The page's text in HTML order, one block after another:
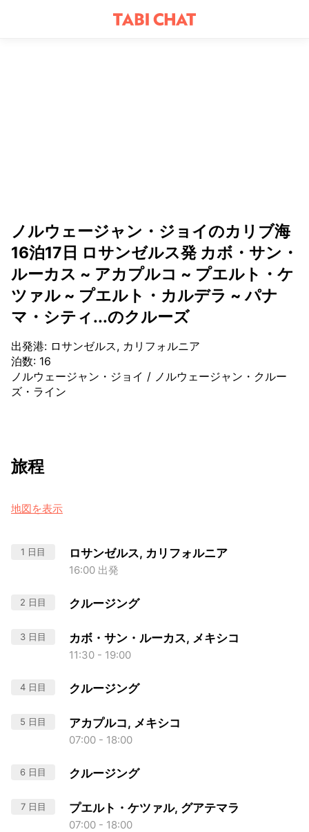
ノルウェージャン・ジョイのカリブ海
16泊17日 ロサンゼルス発 カボ・サン・
ルーカス ~ アカプルコ ~ プエルト・ケ
ツァル ~ プエルト・カルデラ ~ パナ
マ・シティ...のクルーズ
出発港: ロサンゼルス, カリフォルニア
泊数: 16
ノルウェージャン・ジョイ / ノルウェージャン・クルー
ズ・ライン
旅程
地図を表示
1 日目 ロサンゼルス, カリフォルニア
16:00 出発
2 日目 クルージング
3 日目 カボ・サン・ルーカス, メキシコ
11:30 - 19:00
4 日目 クルージング
5 日目 アカプルコ, メキシコ
07:00 - 18:00
6 日目 クルージング
7 日目 プエルト・ケツァル, グアテマラ
07:00 - 18:00